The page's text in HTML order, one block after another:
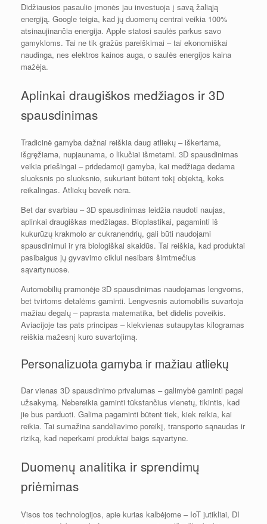
Didžiausios pasaulio įmonės jau investuoja į savą žaliąją
energiją. Google teigia, kad jų duomenų centrai veikia 100%
atsinaujinančia energija. Apple statosi saulės parkus savo
gamykloms. Tai ne tik gražūs pareiškimai – tai ekonomiškai
naudinga, nes elektros kainos auga, o saulės energijos kaina
mažėja.
Aplinkai draugiškos medžiagos ir 3D
spausdinimas
Tradicinė gamyba dažnai reiškia daug atliekų – iškertama,
išgręžiama, nupjaunama, o likučiai išmetami. 3D spausdinimas
veikia priešingai – pridedamoji gamyba, kai medžiaga dedama
sluoksnis po sluoksnio, sukuriant būtent tokį objektą, koks
reikalingas. Atliekų beveik nėra.
Bet dar svarbiau – 3D spausdinimas leidžia naudoti naujas,
aplinkai draugiškas medžiagas. Bioplastikai, pagaminti iš
kukurūzų krakmolo ar cukranendrių, gali būti naudojami
spausdinimui ir yra biologiškai skaidūs. Tai reiškia, kad produktai
pasibaigus jų gyvavimo ciklui nesibars šimtmečius
sąvartynuose.
Automobilių pramonėje 3D spausdinimas naudojamas lengvoms,
bet tvirtoms detalėms gaminti. Lengvesnis automobilis suvartoja
mažiau degalų – paprasta matematika, bet didelis poveikis.
Aviacijoje tas pats principas – kiekvienas sutaupytas kilogramas
reiškia mažesnį kuro suvartojimą.
Personalizuota gamyba ir mažiau atliekų
Dar vienas 3D spausdinimo privalumas – galimybė gaminti pagal
užsakymą. Nebereikia gaminti tūkstančius vienetų, tikintis, kad
jie bus parduoti. Galima pagaminti būtent tiek, kiek reikia, kai
reikia. Tai sumažina sandėliavimo poreikį, transporto sąnaudas ir
riziką, kad neperkami produktai baigs sąvartyne.
Duomenų analitika ir sprendimų
priėmimas
Visos tos technologijos, apie kurias kalbėjome – IoT jutikliai, DI